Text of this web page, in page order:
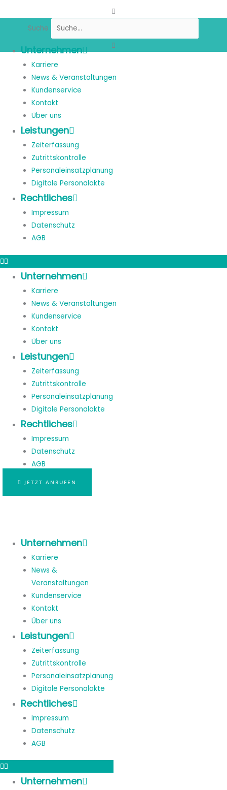
Suche
Unternehmen
Karriere
News & Veranstaltungen
Kundenservice
Kontakt
Über uns
Leistungen
Zeiterfassung
Zutrittskontrolle
Personaleinsatzplanung
Digitale Personalakte
Rechtliches
Impressum
Datenschutz
AGB
Unternehmen
Karriere
News & Veranstaltungen
Kundenservice
Kontakt
Über uns
Leistungen
Zeiterfassung
Zutrittskontrolle
Personaleinsatzplanung
Digitale Personalakte
Rechtliches
Impressum
Datenschutz
AGB
JETZT ANRUFEN
Unternehmen
Karriere
News &
Veranstaltungen
Kundenservice
Kontakt
Über uns
Leistungen
Zeiterfassung
Zutrittskontrolle
Personaleinsatzplanung
Digitale Personalakte
Rechtliches
Impressum
Datenschutz
AGB
Unternehmen